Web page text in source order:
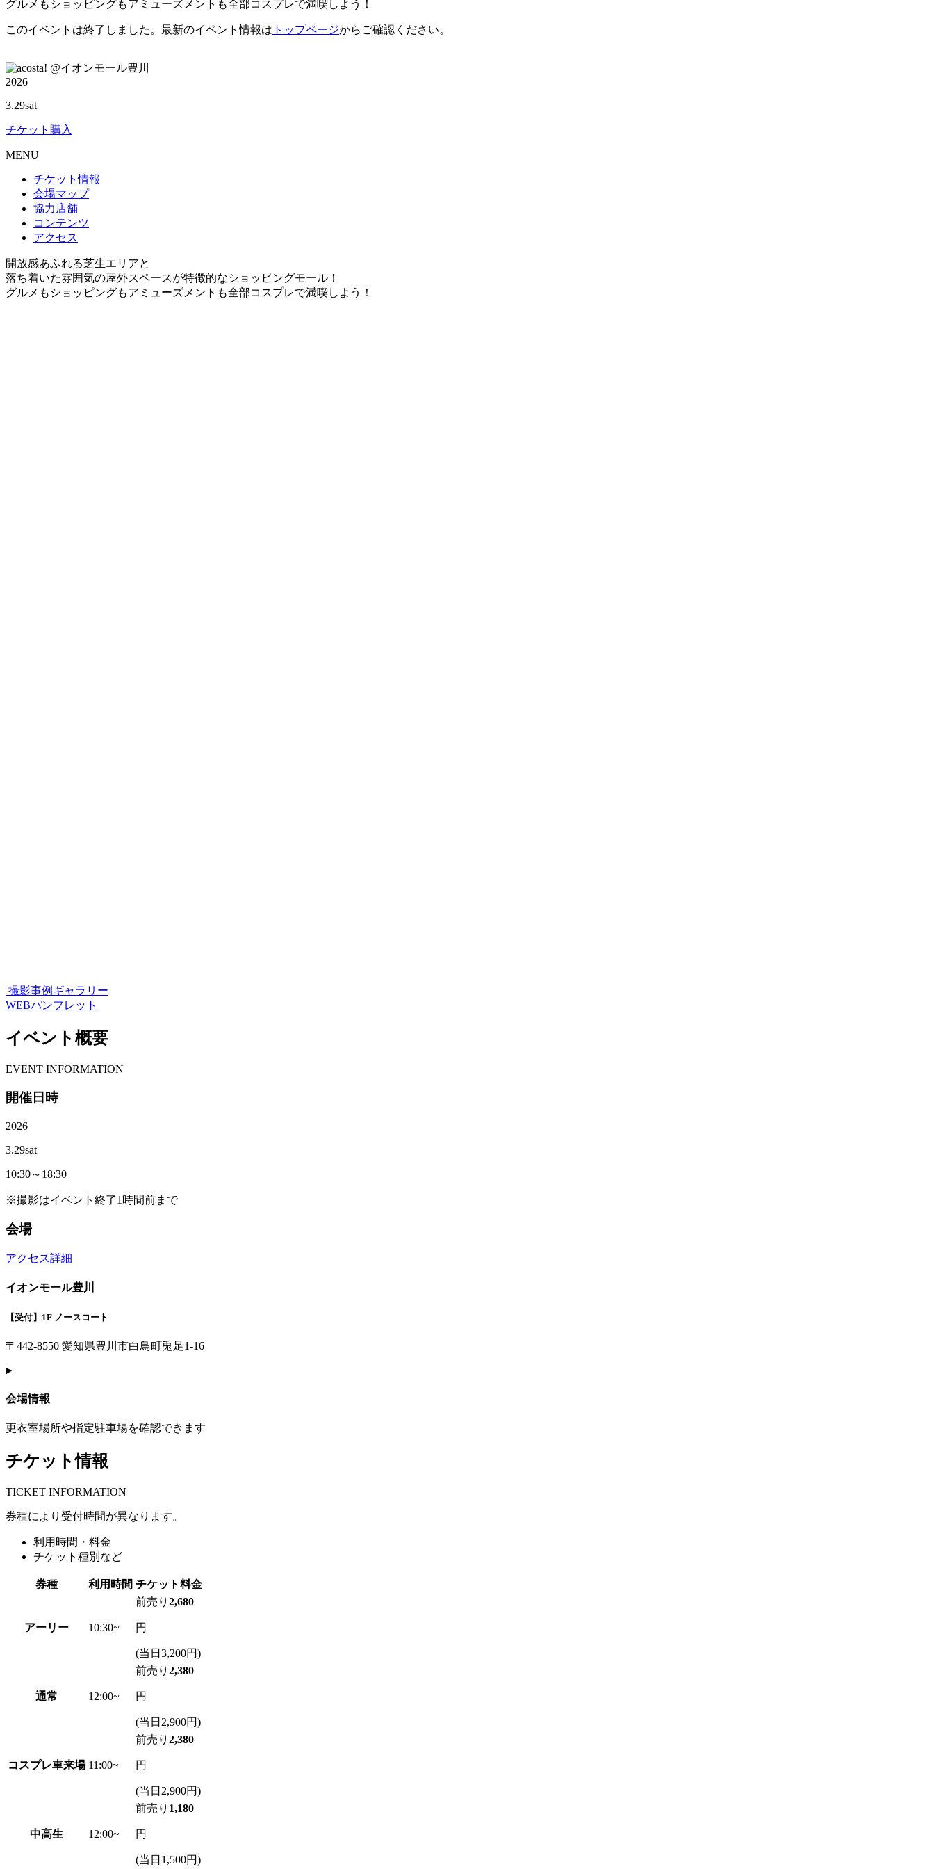
グルメもショッピングもアミューズメントも全部コスプレで満喫しよう！
このイベントは終了しました。最新のイベント情報は トップページからご確認ください。
@イオンモール豊川
2026
3.29sat
チケット購入
MENU
チケット情報
会場マップ
協力店舗
コンテンツ
アクセス
開放感あふれる芝生エリアと
落ち着いた雰囲気の屋外スペースが特徴的なショッピングモール！
グルメもショッピングもアミューズメントも全部コスプレで満喫しよう！
撮影事例ギャラリー
WEBパンフレット
イベント概要
EVENT INFORMATION
開催日時
2026
3.29sat
10:30～18:30
※撮影はイベント終了1時間前まで
会場
アクセス詳細
イオンモール豊川
【受付】1F ノースコート
〒442-8550 愛知県豊川市白鳥町兎足1-16
会場情報
更衣室場所や指定駐車場を確認できます
チケット情報
TICKET INFORMATION
券種により受付時間が異なります。
利用時間・料金
チケット種別など
券種 利用時間 チケット料金
アーリー 10:30~
前売り 2,680
円
(当日3,200円)
通常 12:00~
前売り 2,380
円
(当日2,900円)
コスプレ車来場 11:00~
前売り 2,380
円
(当日2,900円)
中高生 12:00~
前売り 1,180
円
(当日1,500円)